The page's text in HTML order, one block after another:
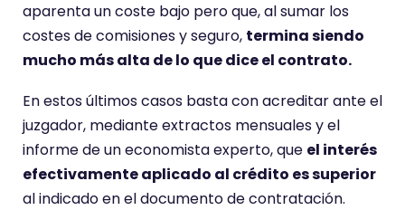
aparenta un coste bajo pero que, al sumar los
costes de comisiones y seguro, termina siendo
mucho más alta de lo que dice el contrato.
En estos últimos casos basta con acreditar ante el
juzgador, mediante extractos mensuales y el
informe de un economista experto, que el interés
efectivamente aplicado al crédito es superior
al indicado en el documento de contratación.